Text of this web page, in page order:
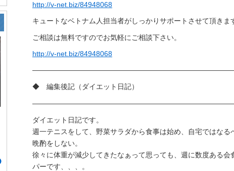
http://v-net.biz/84948068
キュートなベトナム人担当者がしっかりサポートさせて頂きま
ご相談は無料ですのでお気軽にご相談下さい。
http://v-net.biz/84948068
◆ 編集後記（ダイエット日記）
ダイエット日記です。
週一テニスをして、野菜サラダから食事は始め、自宅ではなる
晩酌をしない。
徐々に体重が減少してきたなぁって思っても、週に数度ある会
パーです、、、。